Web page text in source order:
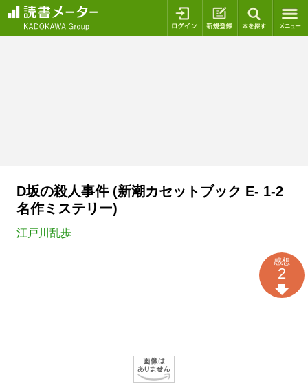
ログイン 新規登録
D坂の殺人事件 (新潮カセットブック E- 1-2
名作ミステリー)
江戸川乱歩
感想
2